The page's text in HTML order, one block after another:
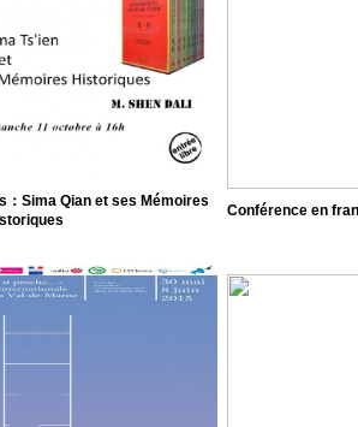
Sima Qian et ses Mémoires
Conférence en